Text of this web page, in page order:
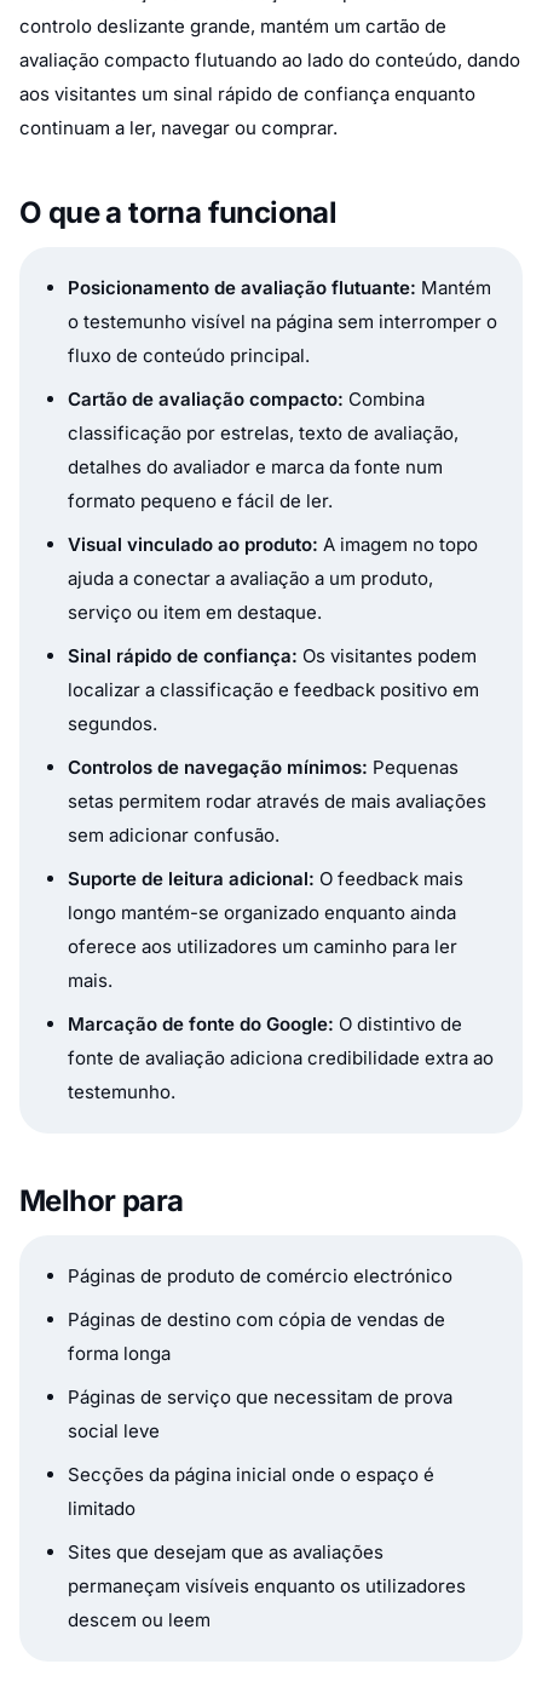
controlo deslizante grande, mantém um cartão de
avaliação compacto flutuando ao lado do conteúdo, dando
aos visitantes um sinal rápido de confiança enquanto
continuam a ler, navegar ou comprar.
O que a torna funcional
Posicionamento de avaliação flutuante: Mantém
o testemunho visível na página sem interromper o
fluxo de conteúdo principal.
Cartão de avaliação compacto: Combina
classificação por estrelas, texto de avaliação,
detalhes do avaliador e marca da fonte num
formato pequeno e fácil de ler.
Visual vinculado ao produto: A imagem no topo
ajuda a conectar a avaliação a um produto,
serviço ou item em destaque.
Sinal rápido de confiança: Os visitantes podem
localizar a classificação e feedback positivo em
segundos.
Controlos de navegação mínimos: Pequenas
setas permitem rodar através de mais avaliações
sem adicionar confusão.
Suporte de leitura adicional: O feedback mais
longo mantém-se organizado enquanto ainda
oferece aos utilizadores um caminho para ler
mais.
Marcação de fonte do Google: O distintivo de
fonte de avaliação adiciona credibilidade extra ao
testemunho.
Melhor para
Páginas de produto de comércio electrónico
Páginas de destino com cópia de vendas de
forma longa
Páginas de serviço que necessitam de prova
social leve
Secções da página inicial onde o espaço é
limitado
Sites que desejam que as avaliações
permaneçam visíveis enquanto os utilizadores
descem ou leem